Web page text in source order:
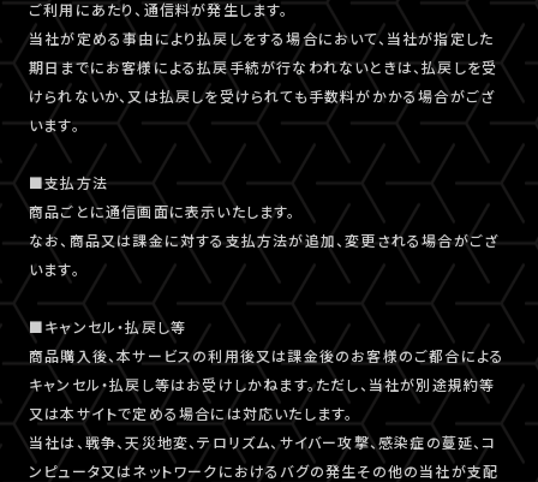
ご利用にあたり、通信料が発生します。
当社が定める事由により払戻しをする場合において、当社が指定した
期日までにお客様による払戻手続が行なわれないときは、払戻しを受
けられないか、又は払戻しを受けられても手数料がかかる場合がござ
います。
■支払方法
商品ごとに通信画面に表示いたします。
なお、商品又は課金に対する支払方法が追加、変更される場合がござ
います。
■キャンセル・払戻し等
商品購入後、本サービスの利用後又は課金後のお客様のご都合による
キャンセル・払戻し等はお受けしかねます。ただし、当社が別途規約等
又は本サイトで定める場合には対応いたします。
当社は、戦争、天災地変、テロリズム、サイバー攻撃、感染症の蔓延、コ
ンピュータ又はネットワークにおけるバグの発生その他の当社が支配